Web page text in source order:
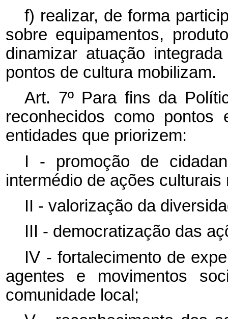
f) realizar, de forma
sobre equipamentos,
dinamizar atuação
pontos de cultura mobilizam.
Art. 7º Para fins da
reconhecidos como
entidades que priorizem:
I - promoção de
intermédio de ações
II - valorização da
III - democratização das
IV - fortalecimento de
agentes e movimentos
comunidade local;